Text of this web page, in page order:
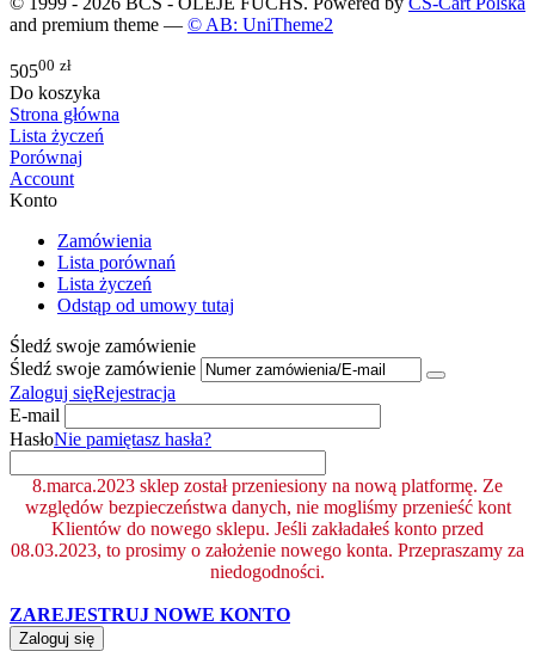
and premium theme — © AB: UniTheme2
50500 zł
Do koszyka
Strona główna
Lista życzeń
Porównaj
Account
Konto
Zamówienia
Lista porównań
Lista życzeń
Odstąp od umowy tutaj
Śledź swoje zamówienie
Śledź swoje zamówienie
Zaloguj sięRejestracja
E-mail
HasłoNie pamiętasz hasła?
8.marca.2023 sklep został przeniesiony na nową platformę. Ze
względów bezpieczeństwa danych, nie mogliśmy przenieść kont
Klientów do nowego sklepu. Jeśli zakładałeś konto przed
08.03.2023, to prosimy o założenie nowego konta. Przepraszamy za
niedogodności.
ZAREJESTRUJ NOWE KONTO
Zaloguj się